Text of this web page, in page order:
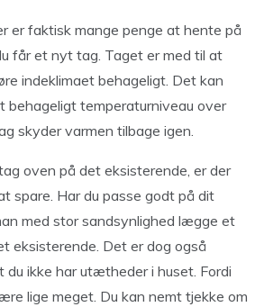
er faktisk mange penge at hente på
får et nyt tag. Taget er med til at
indeklimaet behageligt. Det kan
behageligt temperaturniveau over
skyder varmen tilbage igen.
oven på det eksisterende, er der
spare. Har du passe godt på dit
med stor sandsynlighed lægge et
eksisterende. Det er dog også
du ikke har utætheder i huset. Fordi
lige meget. Du kan nemt tjekke om